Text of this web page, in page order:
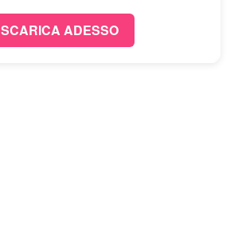
SCARICA ADESSO